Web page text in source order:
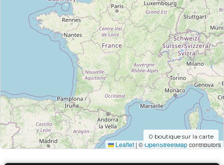
Leaflet | ©OpenStreetMapcontributors
0 boutique sur la carte